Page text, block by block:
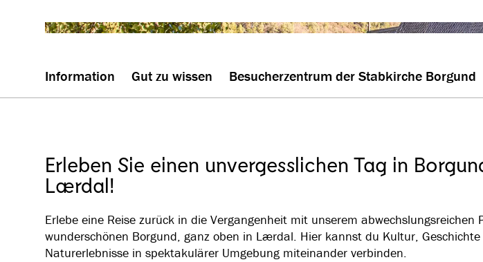
Information Gut zu wissen Besucherzentrum der Stabkirche Borgund
Erleben Sie einen unvergesslichen Tag in
Lærdal!
Erlebe eine Reise zurück in die Vergangenheit mit unserem abwechslungsreichen
wunderschönen Borgund, ganz oben in Lærdal. Hier kannst du Kultur,
Naturerlebnisse in spektakulärer Umgebung miteinander verbinden.